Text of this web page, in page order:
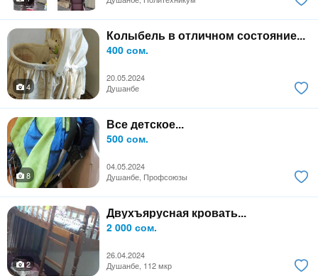
Колыбель в отличном состояние...
400 сом.
20.05.2024
4
Душанбе
Все детское...
500 сом.
04.05.2024
8
Душанбе, Профсоюзы
Двухъярусная кровать...
2 000 сом.
26.04.2024
2
Душанбе, 112 мкр